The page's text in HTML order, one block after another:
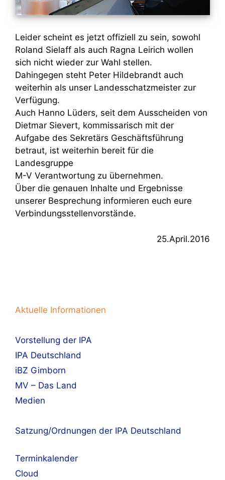
Leider scheint es jetzt offiziell zu sein, sowohl
Roland Sielaff als auch Ragna Leirich wollen
sich nicht wieder zur Wahl stellen.
Dahingegen steht Peter Hildebrandt auch
weiterhin als unser Landesschatzmeister zur
Verfügung.
Auch Hanno Lüders, seit dem Ausscheiden von
Dietmar Sievert, kommissarisch mit der
Aufgabe des Sekretärs Geschäftsführung
betraut, ist weiterhin bereit für die
Landesgruppe
M-V Verantwortung zu übernehmen.
Über die genauen Inhalte und Ergebnisse
unserer Besprechung informieren euch eure
Verbindungsstellenvorstände.
25.April.2016
Aktuelle Informationen
Vorstellung der IPA
IPA Deutschland
iBZ Gimborn
MV – Das Land
Medien
Satzung/Ordnungen der IPA Deutschland
Terminkalender
Cloud